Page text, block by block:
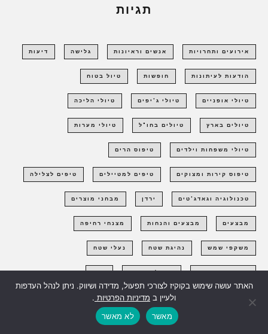
תגיות
אירועים ותחרויות אנשים וראיונות גלישה דיעות
הודעות לעיתונות חופשות טיול בטוח
טיולי אופניים טיולי ג'יפים טיולי הליכה
טיולים בארץ טיולים בחו"ל טיולי מערות
טיולי משפחות וילדים טיפוס הרים
טיפוס קירות ומצוקים טיפים למטיילים טיפים לצלילה
טכנולוגיה וגאדג'טים ירדן מבחני מוצרים
מבצעים מבצעים והנחות מצנחי רחיפה
משקפי שמש נהיגת שטח נעלי שטח
נשים באאוטדור סטייל ואופנה סיני
ספורט אתגרי סקי וסנואבורד
צילום אאוטדור צלילה
האתר עושה שימוש בקוקיז לצורכי תפעול, מדידה ושיווק. ניתן לנהל העדפות
ולעיין ב מדיניות הפרטיות .
מאשר
לא מאשר